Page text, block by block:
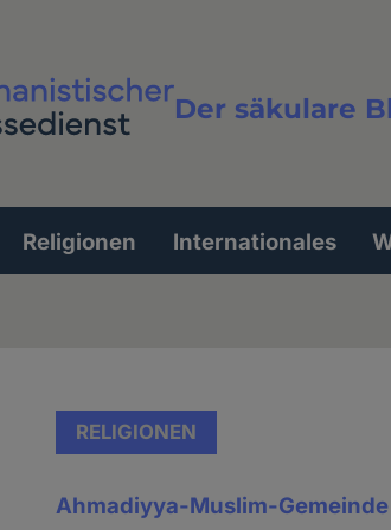
Der säkulare
Volltextsuche
Religionen Internationales
RELIGIONEN
Ahmadiyya-Muslim-Gemeinde